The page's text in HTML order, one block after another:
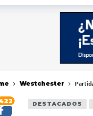
DMV
Mike
Fiscalía
Westchester
DESTACADOS